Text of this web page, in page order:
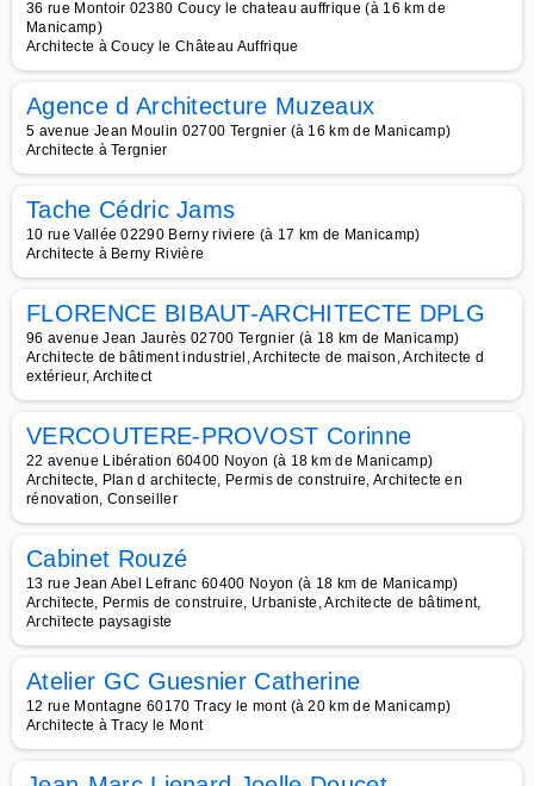
36 rue Montoir 02380 Coucy le chateau auffrique (à 16 km de
Manicamp)
Architecte à Coucy le Château Auffrique
Agence d Architecture Muzeaux
5 avenue Jean Moulin 02700 Tergnier (à 16 km de Manicamp)
Architecte à Tergnier
Tache Cédric Jams
10 rue Vallée 02290 Berny riviere (à 17 km de Manicamp)
Architecte à Berny Rivière
FLORENCE BIBAUT-ARCHITECTE DPLG
96 avenue Jean Jaurès 02700 Tergnier (à 18 km de Manicamp)
Architecte de bâtiment industriel, Architecte de maison, Architecte d
extérieur, Architect
VERCOUTERE-PROVOST Corinne
22 avenue Libération 60400 Noyon (à 18 km de Manicamp)
Architecte, Plan d architecte, Permis de construire, Architecte en
rénovation, Conseiller
Cabinet Rouzé
13 rue Jean Abel Lefranc 60400 Noyon (à 18 km de Manicamp)
Architecte, Permis de construire, Urbaniste, Architecte de bâtiment,
Architecte paysagiste
Atelier GC Guesnier Catherine
12 rue Montagne 60170 Tracy le mont (à 20 km de Manicamp)
Architecte à Tracy le Mont